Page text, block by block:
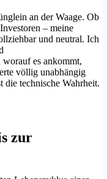
an der Waage. Ob
– meine
und neutral. Ich
es ankommt,
völlig unabhängig
technische Wahrheit.
zur